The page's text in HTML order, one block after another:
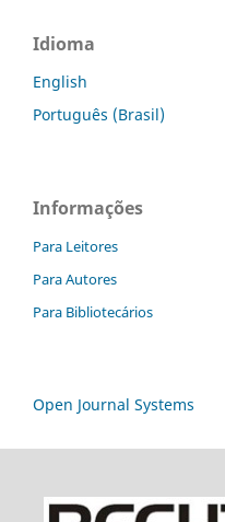
Idioma
English
Português (Brasil)
Informações
Para Leitores
Para Autores
Para Bibliotecários
Open Journal Systems